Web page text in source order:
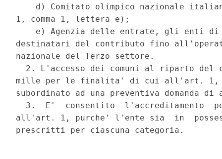
d) Comitato olimpico nazionale
1, comma 1, lettera e);
e) Agenzia delle entrate, gli enti
destinatari del contributo fino
nazionale del Terzo settore.
2. L'accesso dei comuni al riparto del
mille per le finalita' di cui all'art. 1,
subordinato ad una preventiva domanda
3.  E'  consentito  l'accreditamento
all'art. 1, purche' l'ente sia  in